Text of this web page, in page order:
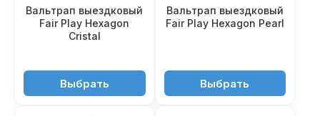
Вальтрап выездковый
Fair Play Hexagon
Cristal
5'550 ₽Выбрать
Вальтрап выездковый
Fair Play Hexagon Pearl
5'350 ₽Выбрать